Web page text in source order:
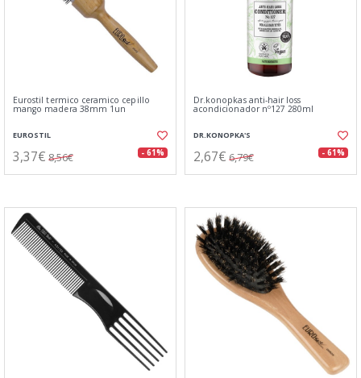
Eurostil termico ceramico cepillo
mango madera 38mm 1un
EUROSTIL
3,37€ 8,56€ - 61%
Dr.konopkas anti-hair loss
acondicionador nº127 280ml
DR.KONOPKA'S
2,67€ 6,79€ - 61%